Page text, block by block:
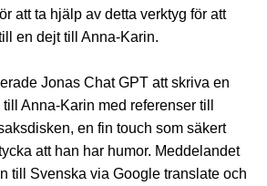
att ta hjälp av detta verktyg för att
en dejt till Anna-Karin.
Jonas Chat GPT att skriva en
Anna-Karin med referenser till
en fin touch som säkert
att han har humor. Meddelandet
till Svenska via Google translate och